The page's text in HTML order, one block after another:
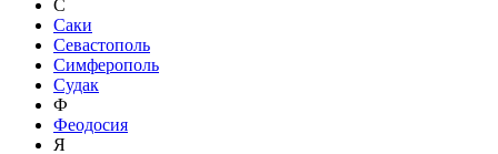
С
Саки
Севастополь
Симферополь
Судак
Ф
Феодосия
Я